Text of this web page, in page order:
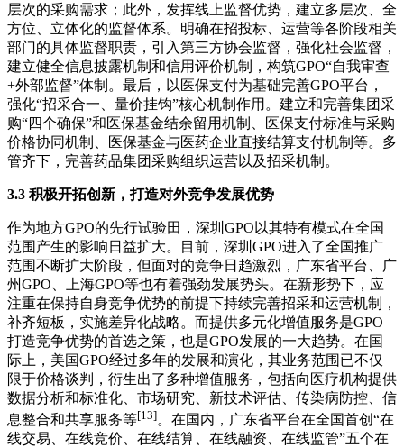
层次的采购需求；此外，发挥线上监督优势，建立多层次、全
方位、立体化的监督体系。明确在招投标、运营等各阶段相关
部门的具体监督职责，引入第三方协会监督，强化社会监督，
建立健全信息披露机制和信用评价机制，构筑GPO“自我审查
+外部监督”体制。最后，以医保支付为基础完善GPO平台，
强化“招采合一、量价挂钩”核心机制作用。建立和完善集团采
购“四个确保”和医保基金结余留用机制、医保支付标准与采购
价格协同机制、医保基金与医药企业直接结算支付机制等。多
管齐下，完善药品集团采购组织运营以及招采机制。
3.3 积极开拓创新，打造对外竞争发展优势
作为地方GPO的先行试验田，深圳GPO以其特有模式在全国
范围产生的影响日益扩大。目前，深圳GPO进入了全国推广
范围不断扩大阶段，但面对的竞争日趋激烈，广东省平台、广
州GPO、上海GPO等也有着强劲发展势头。在新形势下，应
注重在保持自身竞争优势的前提下持续完善招采和运营机制，
补齐短板，实施差异化战略。而提供多元化增值服务是GPO
打造竞争优势的首选之策，也是GPO发展的一大趋势。在国
际上，美国GPO经过多年的发展和演化，其业务范围已不仅
限于价格谈判，衍生出了多种增值服务，包括向医疗机构提供
数据分析和标准化、市场研究、新技术评估、传染病防控、信
息整合和共享服务等[13]。在国内，广东省平台在全国首创“在
线交易、在线竞价、在线结算、在线融资、在线监管”五个在